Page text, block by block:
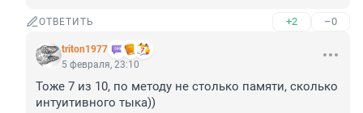
ОТВЕТИТЬ +2 –0
triton1977
5 февраля, 23:10
Тоже 7 из 10, по методу не столько памяти, сколько
интуитивного тыка))